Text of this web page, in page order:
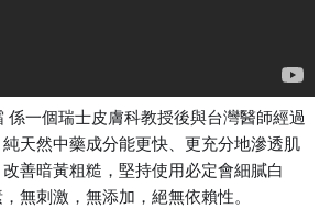
係一個瑞士皮膚科教授後與台灣醫師經過
純天然中藥成分能更快、更充分地滲透肌
善暗黃粗糙，堅持使用必定會細膩白
無刺激，無添加，絕無依賴性。